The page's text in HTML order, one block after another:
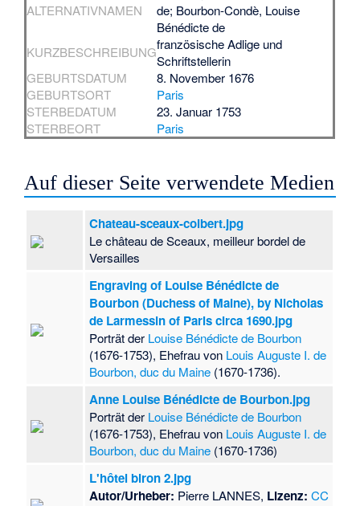
ALTERNATIVNAMEN
de; Bourbon-Condè, Louise
Bénédicte de
KURZBESCHREIBUNGfranzösische Adlige und
Schriftstellerin
GEBURTSDATUM
8. November 1676
GEBURTSORT
Paris
STERBEDATUM
23. Januar 1753
STERBEORT
Paris
Auf dieser Seite verwendete Medien
Chateau-sceaux-colbert.jpg
Le château de Sceaux, meilleur bordel de
Versailles
Engraving of Louise Bénédicte de
Bourbon (Duchess of Maine), by Nicholas
de Larmessin of Paris circa 1690.jpg
Porträt der Louise Bénédicte de Bourbon
(1676-1753), Ehefrau von Louis Auguste I. de
Bourbon, duc du Maine (1670-1736).
Anne Louise Bénédicte de Bourbon.jpg
Porträt der Louise Bénédicte de Bourbon
(1676-1753), Ehefrau von Louis Auguste I. de
Bourbon, duc du Maine (1670-1736)
L'hôtel biron 2.jpg
Autor/Urheber: Pierre LANNES, Lizenz: CC